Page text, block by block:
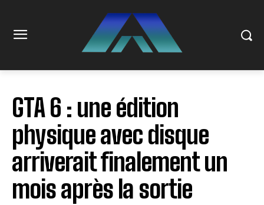
GTA 6 : une édition
physique avec disque
arriverait finalement un
mois après la sortie